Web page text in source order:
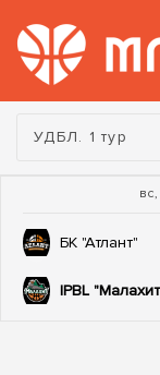
Турнир:
УДБЛ. 1 тур
БК "Атлант"
IPBL